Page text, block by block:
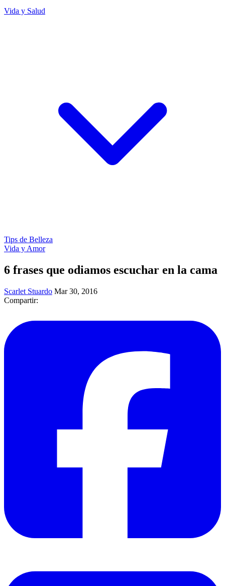
Vida y Salud
Tips de Belleza
Vida y Amor
6 frases que odiamos escuchar en la cama
Scarlet Stuardo Mar 30, 2016
Compartir: